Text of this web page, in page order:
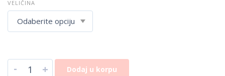
VELIČINA
- + Dodaj u korpu